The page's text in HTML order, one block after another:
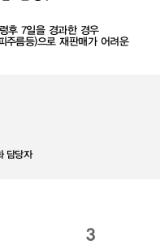
후 7일을 경과한 경우
주름등)으로 재판매가 어려운
담당자
3